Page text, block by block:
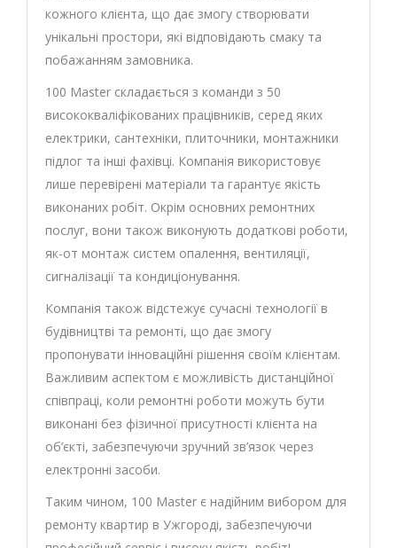
кожного клієнта, що дає змогу створювати
унікальні простори, які відповідають смаку та
побажанням замовника.
100 Master складається з команди з 50
висококваліфікованих працівників, серед яких
електрики, сантехніки, плиточники, монтажники
підлог та інші фахівці. Компанія використовує
лише перевірені матеріали та гарантує якість
виконаних робіт. Окрім основних ремонтних
послуг, вони також виконують додаткові роботи,
як-от монтаж систем опалення, вентиляції,
сигналізації та кондиціонування.
Компанія також відстежує сучасні технології в
будівництві та ремонті, що дає змогу
пропонувати інноваційні рішення своїм клієнтам.
Важливим аспектом є можливість дистанційної
співпраці, коли ремонтні роботи можуть бути
виконані без фізичної присутності клієнта на
об’єкті, забезпечуючи зручний зв’язок через
електронні засоби.
Таким чином, 100 Master є надійним вибором для
ремонту квартир в Ужгороді, забезпечуючи